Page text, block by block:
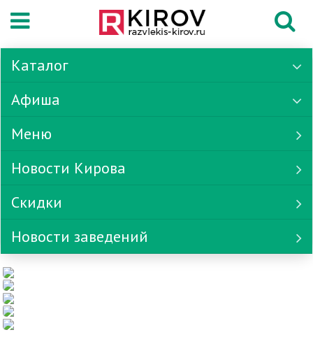
Каталог
Афиша
Меню
Новости Кирова
Скидки
Новости заведений